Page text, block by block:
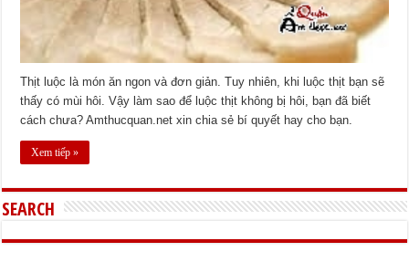
Thịt luộc là món ăn ngon và đơn giản. Tuy nhiên, khi luộc thịt bạn sẽ
thấy có mùi hôi. Vậy làm sao để luộc thịt không bị hôi, bạn đã biết
cách chưa? Amthucquan.net xin chia sẻ bí quyết hay cho bạn.
Xem tiếp »
SEARCH